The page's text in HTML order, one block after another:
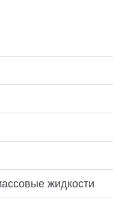
жидкости